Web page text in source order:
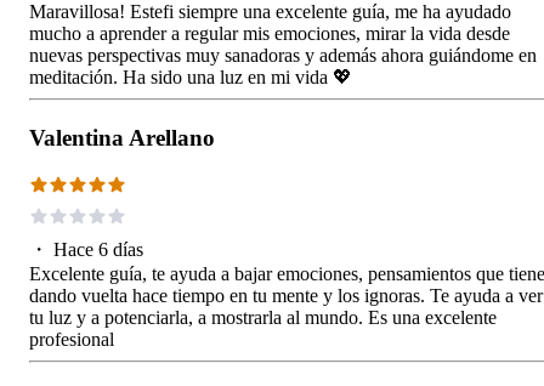
Maravillosa! Estefi siempre una excelente guía, me ha ayudado
mucho a aprender a regular mis emociones, mirar la vida desde
nuevas perspectivas muy sanadoras y además ahora guiándome en
meditación. Ha sido una luz en mi vida 💖
Valentina Arellano
・ Hace 6 días
Excelente guía, te ayuda a bajar emociones, pensamientos que
dando vuelta hace tiempo en tu mente y los ignoras. Te ayuda a ver
tu luz y a potenciarla, a mostrarla al mundo. Es una excelente
profesional